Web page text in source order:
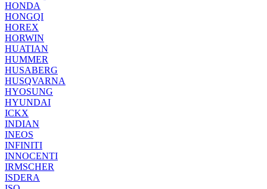
HONDA
HONGQI
HOREX
HORWIN
HUATIAN
HUMMER
HUSABERG
HUSQVARNA
HYOSUNG
HYUNDAI
ICKX
INDIAN
INEOS
INFINITI
INNOCENTI
IRMSCHER
ISDERA